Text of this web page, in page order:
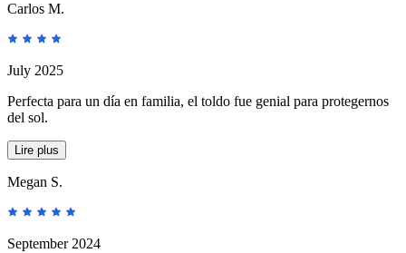
Carlos M.
July 2025
Perfecta para un día en familia, el toldo fue genial para protegernos
del sol.
Lire plus
Megan S.
September 2024